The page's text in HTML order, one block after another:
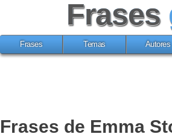
Frases
Frases Temas Autores
Frases de Emma